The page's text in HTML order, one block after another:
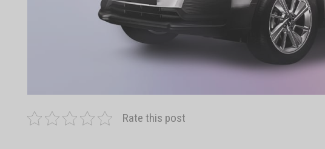
Rate this post